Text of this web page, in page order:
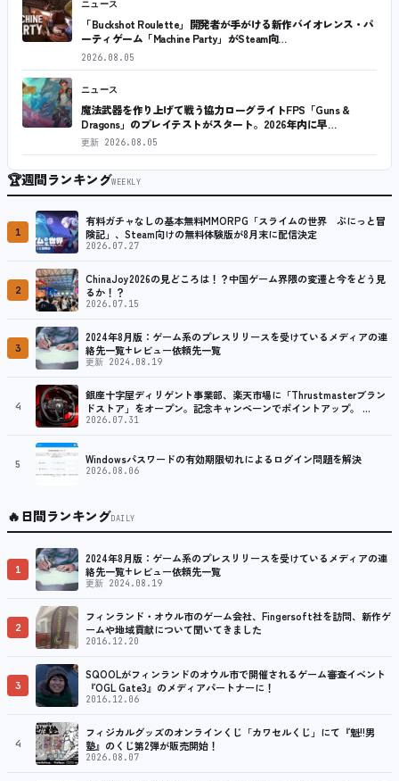
ニュース
「Buckshot Roulette」開発者が手がける新作バイオレンス・パ
ーティゲーム「Machine Party」がSteam向…
2026.08.05
ニュース
魔法武器を作り上げて戦う協力ローグライトFPS「Guns &
Dragons」のプレイテストがスタート。2026年内に早…
更新 2026.08.05
🏆週間ランキングWEEKLY
1
有料ガチャなしの基本無料MMORPG「スライムの世界 ぷにっと冒
険記」、Steam向けの無料体験版が8月末に配信決定
2026.07.27
2
ChinaJoy2026の見どころは！？中国ゲーム界隈の変遷と今をどう見
るか！？
2026.07.15
3
2024年8月版：ゲーム系のプレスリリースを受けているメディアの連
絡先一覧+レビュー依頼先一覧
更新 2024.08.19
4
銀座十字屋ディリゲント事業部、楽天市場に「Thrustmasterブラン
ドストア」をオープン。記念キャンペーンでポイントアップ。 …
2026.07.31
5 Windowsパスワードの有効期限切れによるログイン問題を解決
2026.08.06
🔥日間ランキングDAILY
1
2024年8月版：ゲーム系のプレスリリースを受けているメディアの連
絡先一覧+レビュー依頼先一覧
更新 2024.08.19
2
フィンランド・オウル市のゲーム会社、Fingersoft社を訪問、新作ゲ
ームや地域貢献について聞いてきました
2016.12.20
3
SQOOLがフィンランドのオウル市で開催されるゲーム審査イベント
『OGL Gate3』のメディアパートナーに！
2016.12.06
4
フィジカルグッズのオンラインくじ「カワセルくじ」にて『魁!!男
塾』のくじ第2弾が販売開始！
2026.08.07